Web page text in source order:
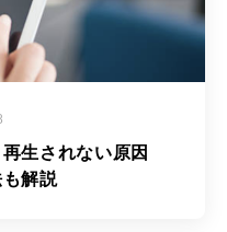
生されない原因
解説